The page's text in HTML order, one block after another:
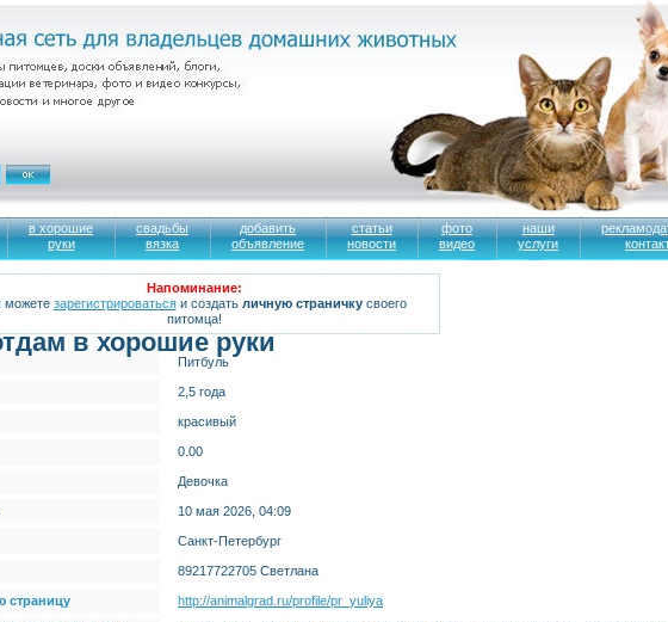
в хорошие
руки
свадьбы
вязка
добавить
объявление
статьи
новости
фото
видео
наши
услуги
Напоминание:
можете зарегистрироватьсяи создать личную страничкусвоего
питомца!
в хорошие руки
Питбуль
2,5 года
красивый
0.00
Девочка
10 мая 2026, 04:09
Санкт-Петербург
89217722705 Светлана
страницу http://animalgrad.ru/profile/pr_yuliya